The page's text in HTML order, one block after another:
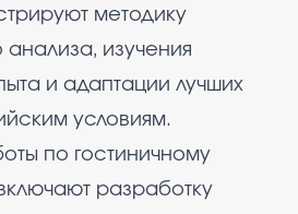
методику
анализа, изучения
и адаптации лучших
условиям.
по гостиничному
разработку